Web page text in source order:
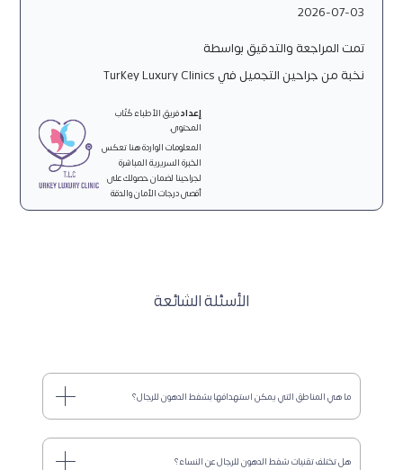
2026-07-03
تمت المراجعة والتدقيق بواسطة
نخبة من جراحين التجميل في Turkey Luxury Clinics
إعدادفريق الأطباء كُتّاب
المحتوى.
المعلومات الواردة هنا تعكس
الخبرة السريرية المباشرة
لجراحينا لضمان حصولك على
أقصى درجات الأمان والدقة
الأسئلة الشائعة
ما هي المناطق التي يمكن استهدافها بشفط الدهون للرجال؟
هل تختلف تقنيات شفط الدهون للرجال عن النساء؟